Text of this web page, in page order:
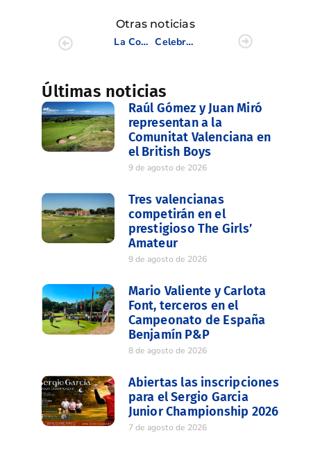
Otras noticias
La Comunitat Valenciana como destino de Golf se promociona en Suecia
Celebrada la Asamblea ordinaria de la FGCV
Últimas noticias
Raúl Gómez y Juan Miró
representan a la
Comunitat Valenciana en
el British Boys
9 de agosto de 2026
Tres valencianas
competirán en el
prestigioso The Girls’
Amateur
9 de agosto de 2026
Mario Valiente y Carlota
Font, terceros en el
Campeonato de España
Benjamín P&P
8 de agosto de 2026
Abiertas las inscripciones
para el Sergio Garcia
Junior Championship 2026
7 de agosto de 2026